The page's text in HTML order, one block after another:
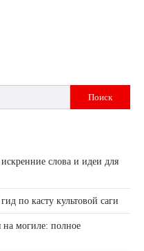
Поиск
слова и идеи для
по касту культовой саги
на могиле: полное